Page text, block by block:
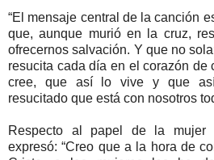
“El mensaje central de la canción
que, aunque murió en la cruz,
ofrecernos salvación. Y que no
resucita cada día en el corazón de
cree, que así lo vive y que
resucitado que está con nosotros
Respecto al papel de la mujer
expresó: “Creo que a la hora de